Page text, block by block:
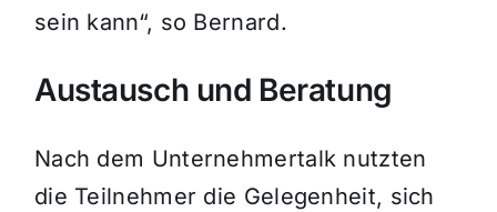
sein kann“, so Bernard.
Austausch und Beratung
Nach dem Unternehmertalk nutzten
die Teilnehmer die Gelegenheit, sich